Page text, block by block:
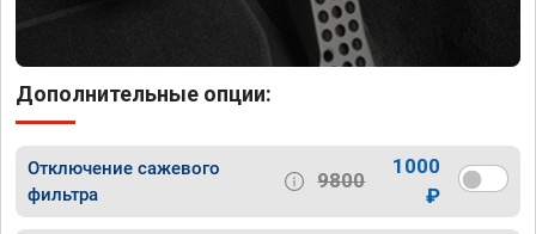
Дополнительные опции:
Отключение сажевого
фильтра
9800
1000
₽